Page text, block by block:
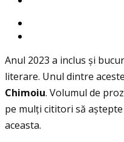
Anul 2023 a inclus și
literare. Unul dintre
Chimoiu. Volumul de
pe mulţi cititori să
aceasta.